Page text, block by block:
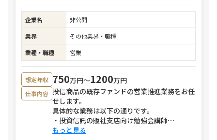
企業名
非公開
業界
その他業界・職種
業種・職種
営業
想定年収 750万円〜1200万円
仕事内容 投信商品の既存ファンドの営業推進業務をお任
せします。
具体的な業務は以下の通りです。
・投資信託の販社支店向け勉強会講師⋯
もっと見る